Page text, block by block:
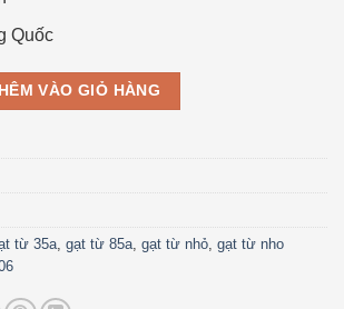
Quốc
HP1005/1006 - nhỏ số lượng
VÀO GIỎ HÀNG
từ 35a, gạt từ 85a, gạt từ nhỏ, gạt từ nho